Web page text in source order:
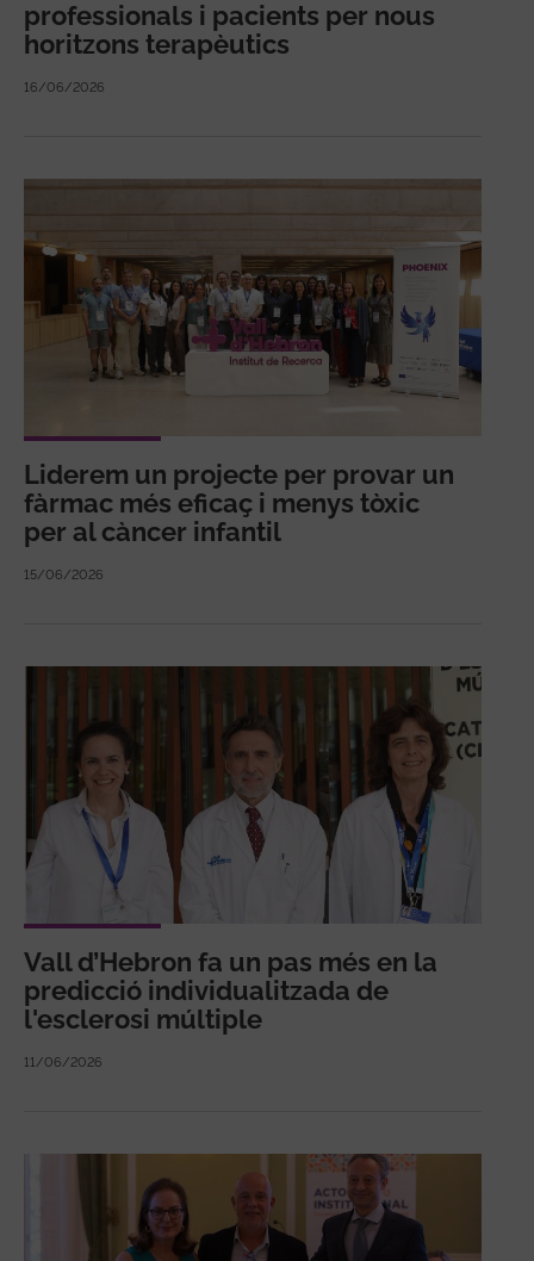
professionals i pacients per nous
horitzons terapèutics
16/06/2026
Liderem un projecte per provar un
fàrmac més eficaç i menys tòxic
per al càncer infantil
15/06/2026
Vall d’Hebron fa un pas més en la
predicció individualitzada de
l'esclerosi múltiple
11/06/2026